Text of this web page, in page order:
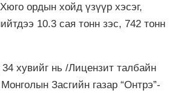
ордын хойд үзүүр хэсэг,
10.3 сая тонн зэс, 742 тонн
хувийг нь /Лицензит талбайн
Засгийн газар “Онтрэ”-